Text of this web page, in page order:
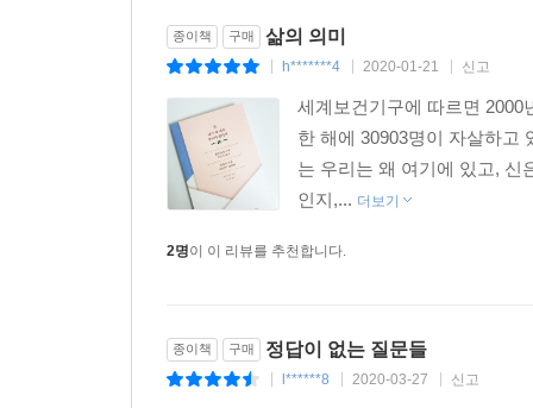
종이책 구매 삶의 의미
h*******4 2020-01-21 신고
세계보건기구에 따르면 2000
한 해에 30903명이 자살하고
는 우리는 왜 여기에 있고, 신
인지,... 더보기
2명이 이 리뷰를 추천합니다.
종이책 구매 정답이 없는 질문들
l******8 2020-03-27 신고